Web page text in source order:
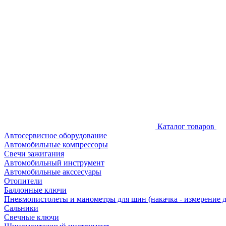
Каталог товаров
Автосервисное оборудование
Автомобильные компрессоры
Свечи зажигания
Автомобильный инструмент
Автомобильные акссесуары
Отопители
Баллонные ключи
Пневмопистолеты и манометры для шин (накачка - измерение
Сальники
Свечные ключи